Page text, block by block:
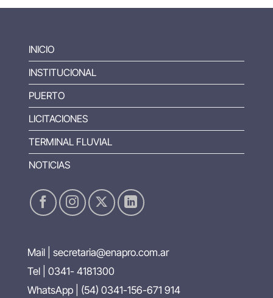
INICIO
INSTITUCIONAL
PUERTO
LICITACIONES
TERMINAL FLUVIAL
NOTICIAS
Mail | secretaria@enapro.com.ar
Tel | 0341- 4181300
WhatsApp | (54) 0341-156-671 914